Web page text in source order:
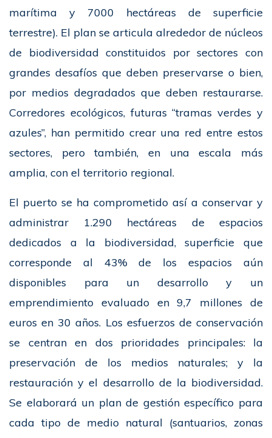
marítima y 7000 hectáreas de superficie
terrestre). El plan se articula alrededor de núcleos
de biodiversidad constituidos por sectores con
grandes desafíos que deben preservarse o bien,
por medios degradados que deben restaurarse.
Corredores ecológicos, futuras “tramas verdes y
azules”, han permitido crear una red entre estos
sectores, pero también, en una escala más
amplia, con el territorio regional.
El puerto se ha comprometido así a conservar y
administrar 1.290 hectáreas de espacios
dedicados a la biodiversidad, superficie que
corresponde al 43% de los espacios aún
disponibles para un desarrollo y un
emprendimiento evaluado en 9,7 millones de
euros en 30 años. Los esfuerzos de conservación
se centran en dos prioridades principales: la
preservación de los medios naturales; y la
restauración y el desarrollo de la biodiversidad.
Se elaborará un plan de gestión específico para
cada tipo de medio natural (santuarios, zonas